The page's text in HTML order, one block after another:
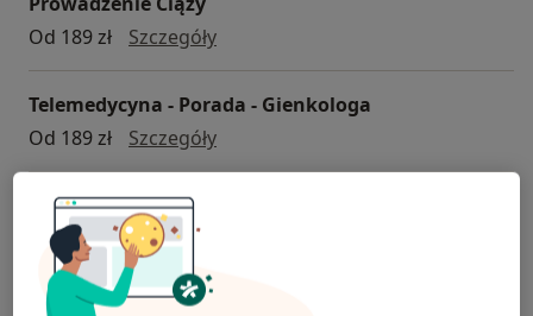
dyspozycji Pacjentów pozostaje blisko 5000 lekarzy
kilkudziesięciu specjalności.
Od 189 zł
SzczegółyKonsultacja telefoniczna -
Telemedycyna - Porada - Gienkologa
Od 189 zł
SzczegółyTelemedycyna - Porada -
Kolposkopia
Od 417 zł
Szczegóły
+ 2 usługi